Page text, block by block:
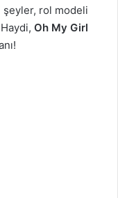
şeyler, rol modeli
Oh My Girl